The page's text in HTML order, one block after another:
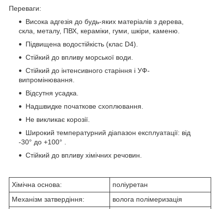
Переваги:
Висока адгезія до будь-яких матеріалів з дерева,
скла, металу, ПВХ, кераміки, гуми, шкіри, каменю.
Підвищена водостійкість (клас D4).
Стійкий до впливу морської води.
Стійкий до інтенсивного старіння і УФ-
випромінювання.
Відсутня усадка.
Надшвидке початкове схоплювання.
Не викликає корозії.
Широкий температурний діапазон експлуатації: від
-30° до +100° .
Стійкий до впливу хімічних речовин.
Хімічна основа:
поліуретан
Механізм затвердіння:
волога полімеризація